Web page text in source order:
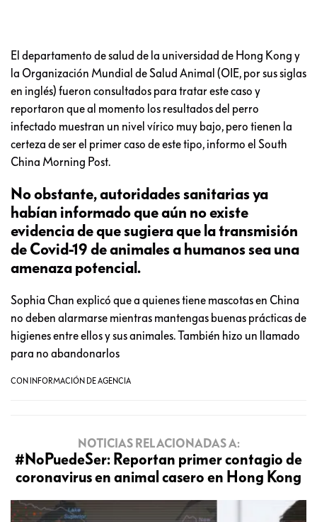
El departamento de salud de la universidad de Hong Kong y
la Organización Mundial de Salud Animal (OIE, por sus siglas
en inglés) fueron consultados para tratar este caso y
reportaron que al momento los resultados del perro
infectado muestran un nivel vírico muy bajo, pero tienen la
certeza de ser el primer caso de este tipo, informo el South
China Morning Post.
No obstante, autoridades sanitarias ya
habían informado que aún no existe
evidencia de que sugiera que la transmisión
de Covid-19 de animales a humanos sea una
amenaza potencial.
Sophia Chan explicó que a quienes tiene mascotas en China
no deben alarmarse mientras mantengas buenas prácticas de
higienes entre ellos y sus animales. También hizo un llamado
para no abandonarlos
CON INFORMACIÓN DE AGENCIA
NOTICIAS RELACIONADAS A:
#NoPuedeSer: Reportan primer contagio de
coronavirus en animal casero en Hong Kong